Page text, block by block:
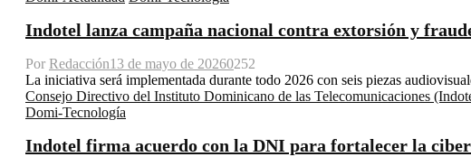
Indotel lanza campaña nacional contra extorsión y
Por Redacción13 de mayo de 20260252
La iniciativa será implementada durante todo 2026 con seis piezas
Consejo Directivo del Instituto Dominicano de las Telecomunicaciones
Domi-Tecnología
Indotel firma acuerdo con la DNI para fortalecer la